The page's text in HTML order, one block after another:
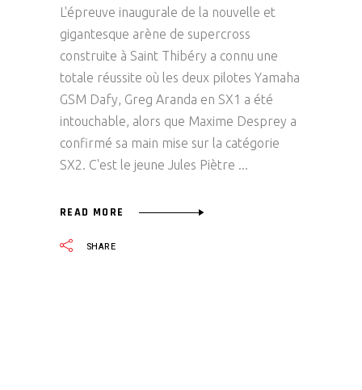
L'épreuve inaugurale de la nouvelle et
gigantesque arène de supercross
construite à Saint Thibéry a connu une
totale réussite où les deux pilotes Yamaha
GSM Dafy, Greg Aranda en SX1 a été
intouchable, alors que Maxime Desprey a
confirmé sa main mise sur la catégorie
SX2. C'est le jeune Jules Piètre
READ MORE
SHARE